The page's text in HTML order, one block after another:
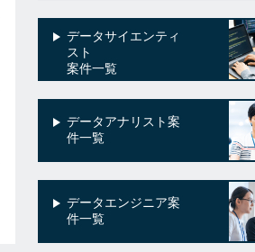
データサイエンティ
スト
案件一覧
データアナリスト案
件一覧
データエンジニア案
件一覧